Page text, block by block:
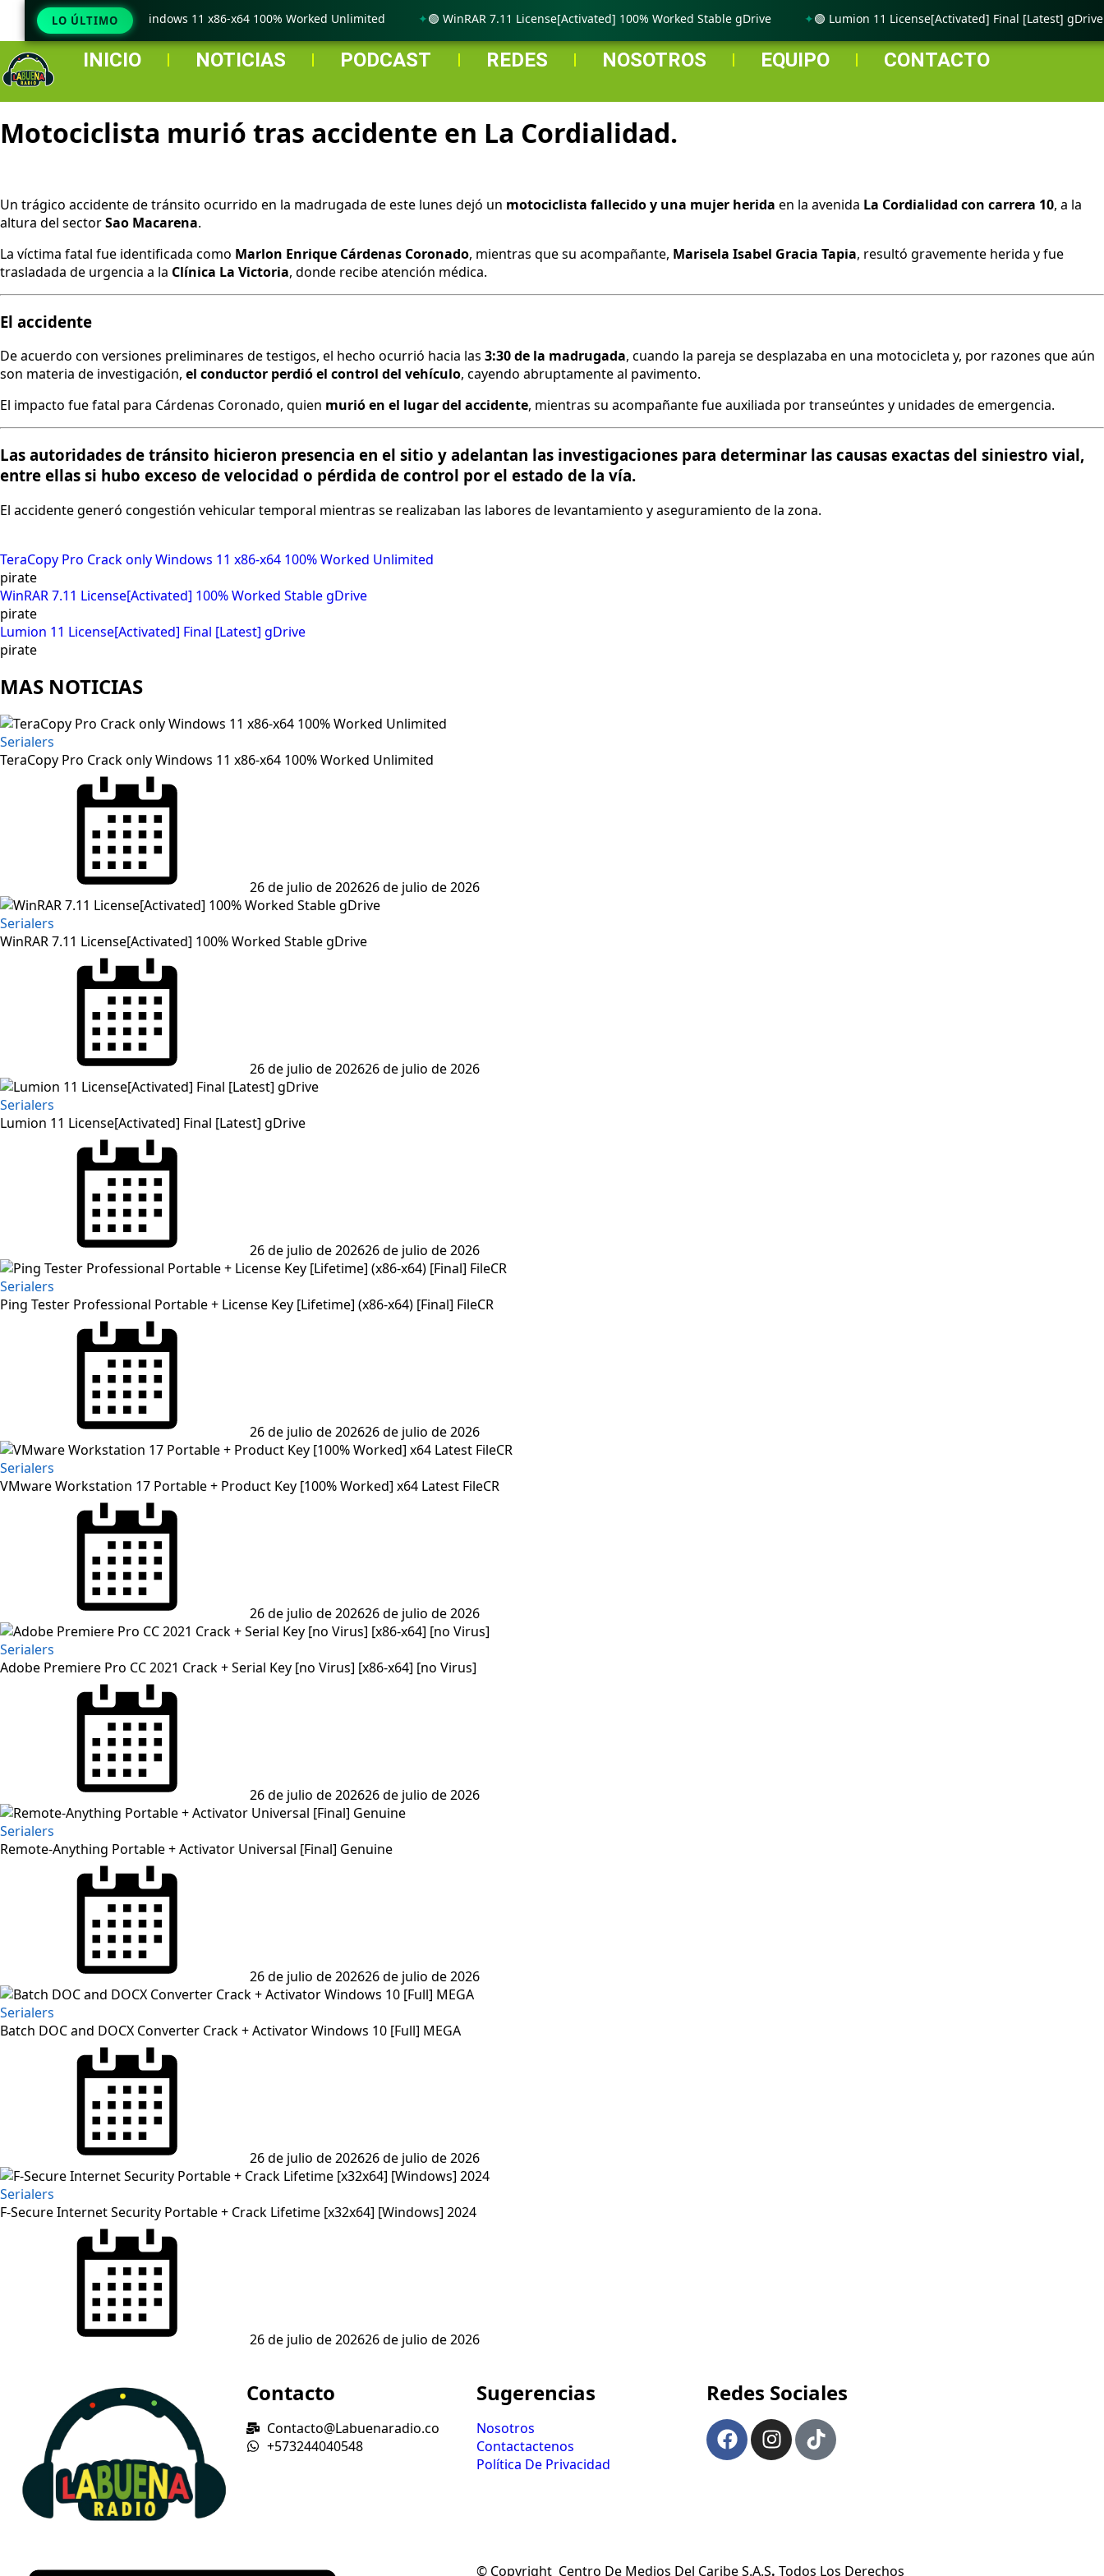
INICIO NOTICIAS PODCAST REDES NOSOTROS EQUIPO CONTACTO
Motociclista murió tras accidente en La Cordialidad.
Un trágico accidente de tránsito ocurrido en la madrugada de este lunes dejó un motociclista fallecido y una mujer herida en la avenida La Cordialidad con carrera 10, a la
altura del sectorSao Macarena.
La víctima fatal fue identificada como Marlon Enrique Cárdenas Coronado, mientras que su acompañante, Marisela Isabel Gracia Tapia, resultó gravemente herida y fue
trasladada de urgencia a la Clínica La Victoria, donde recibe atención médica.
El accidente
De acuerdo con versiones preliminares de testigos, el hecho ocurrió hacia las 3:30 de la madrugada, cuando la pareja se desplazaba en una motocicleta y, por razones que aún
son materia de investigación, el conductor perdió el control del vehículo, cayendo abruptamente al pavimento.
El impacto fue fatal para Cárdenas Coronado, quien murió en el lugar del accidente, mientras su acompañante fue auxiliada por transeúntes y unidades de emergencia.
Las autoridades de tránsito hicieron presencia en el sitio y adelantan las investigaciones para determinar las causas exactas del siniestro vial,
entre ellas si hubo exceso de velocidad o pérdida de control por el estado de la vía.
El accidente generó congestión vehicular temporal mientras se realizaban las labores de levantamiento y aseguramiento de la zona.
TeraCopy Pro Crack only Windows 11 x86-x64 100% Worked Unlimited
pirate
WinRAR 7.11 License[Activated] 100% Worked Stable gDrive
pirate
Lumion 11 License[Activated] Final [Latest] gDrive
pirate
MAS NOTICIAS
Serialers
TeraCopy Pro Crack only Windows 11 x86-x64 100% Worked Unlimited
26 de julio de 202626 de julio de 2026
Serialers
WinRAR 7.11 License[Activated] 100% Worked Stable gDrive
26 de julio de 202626 de julio de 2026
Serialers
Lumion 11 License[Activated] Final [Latest] gDrive
26 de julio de 202626 de julio de 2026
Serialers
Ping Tester Professional Portable + License Key [Lifetime] (x86-x64) [Final] FileCR
26 de julio de 202626 de julio de 2026
Serialers
VMware Workstation 17 Portable + Product Key [100% Worked] x64 Latest FileCR
26 de julio de 202626 de julio de 2026
Serialers
Adobe Premiere Pro CC 2021 Crack + Serial Key [no Virus] [x86-x64] [no Virus]
26 de julio de 202626 de julio de 2026
Serialers
Remote-Anything Portable + Activator Universal [Final] Genuine
26 de julio de 202626 de julio de 2026
Serialers
Batch DOC and DOCX Converter Crack + Activator Windows 10 [Full] MEGA
26 de julio de 202626 de julio de 2026
Serialers
F-Secure Internet Security Portable + Crack Lifetime [x32x64] [Windows] 2024
26 de julio de 202626 de julio de 2026
Contacto
Contacto@Labuenaradio.co
+573244040548
Sugerencias
Nosotros
Contactactenos
Política De Privacidad
Redes Sociales
LO ÚLTIMO
Pro Crack only Windows 11 x86-x64 100% Worked Unlimited 🟢 WinRAR 7.11 License[Activated] 100% Worked Stable gDrive 🟢 Lumion 11 License[Activated] Final [Latest] gDrive
© Copyright Centro De Medios Del Caribe S.A.S. Todos Los Derechos